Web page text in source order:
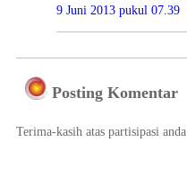
9 Juni 2013 pukul 07.39
Posting Komentar
Terima-kasih atas partisipasi anda